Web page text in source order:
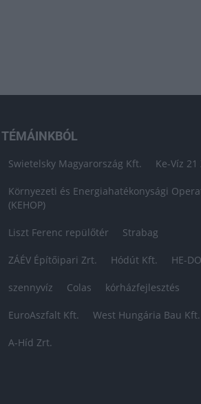
TÉMÁINKBÓL
Swietelsky Magyarország Kft. Ke-Víz 21
Környezeti és Energiahatékonysági
(KEHOP)
Liszt Ferenc repülőtér Strabag
ZÁÉV Építőipari Zrt. Hódút Kft. HE-
szennyvíz Colas kórházfejlesztés
EuroAszfalt Kft. West Hungária Bau Kft.
A-Híd Zrt.